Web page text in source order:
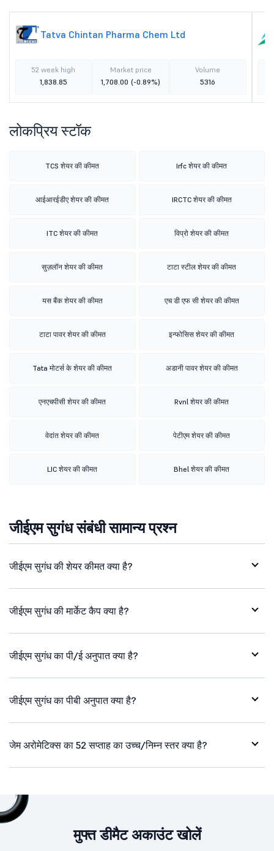
Tatva Chintan Pharma Chem Ltd
52 week high
1,838.85
Market price
1,708.00 (-0.89%)
Volume
5316
लोकप्रिय स्टॉक
TCS शेयर की कीमत Irfc शेयर की कीमत
आईआरईडीए शेयर की कीमत IRCTC शेयर की कीमत
ITC शेयर की कीमत विप्रो शेयर की कीमत
सुज़लॉन शेयर की कीमत टाटा स्टील शेयर की कीमत
यस बैंक शेयर की कीमत एच डी एफ सी शेयर की कीमत
टाटा पावर शेयर की कीमत इन्फोसिस शेयर की कीमत
Tata मोटर्स के शेयर की कीमत अडानी पावर शेयर की कीमत
एनएचपीसी शेयर की कीमत Rvnl शेयर की कीमत
वेदांत शेयर की कीमत पेटीएम शेयर की कीमत
LIC शेयर की कीमत Bhel शेयर की कीमत
जीईएम सुगंध संबंधी सामान्य प्रश्न
जीईएम सुगंध की शेयर कीमत क्या है?
जीईएम सुगंध की मार्केट कैप क्या है?
जीईएम सुगंध का पी/ई अनुपात क्या है?
जीईएम सुगंध का पीबी अनुपात क्या है?
जेम अरोमेटिक्स का 52 सप्ताह का उच्च/निम्न स्तर क्या है?
मुफ्त डीमैट अकाउंट खोलें